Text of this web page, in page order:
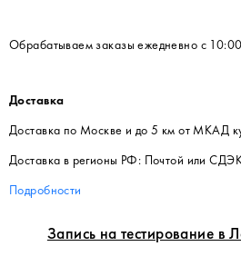
Запись на тестирование в
Обрабатываем заказы ежедневно с
Доставка
Доставка по Москве и до 5 км от МКАД
Доставка в регионы РФ: Почтой или
Подробности